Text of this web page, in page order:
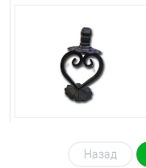
Назад